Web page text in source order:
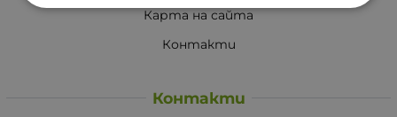
Карта на сайта
Контакти
Контакти